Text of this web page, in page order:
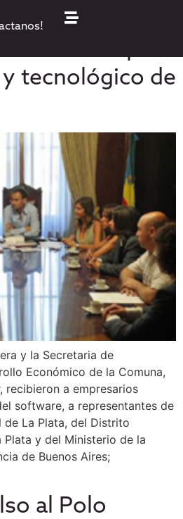
del polo
tecnológico de
y la Secretaria de
Económico de la Comuna,
recibieron a empresarios
software, a representantes de
de La Plata, del Distrito
y del Ministerio de la
de Buenos Aires;
al Polo